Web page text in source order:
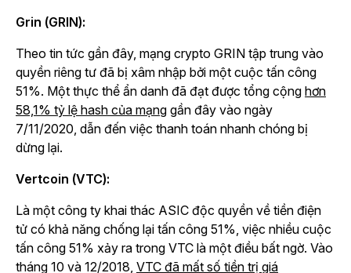
Grin (GRIN):
Theo tin tức gần đây, mạng crypto GRIN tập trung vào
quyền riêng tư đã bị xâm nhập bởi một cuộc tấn công
51%. Một thực thể ẩn danh đã đạt được tổng cộng hơn
58,1% tỷ lệ hash của mạng gần đây vào ngày
7/11/2020, dẫn đến việc thanh toán nhanh chóng bị
dừng lại.
Vertcoin (VTC):
Là một công ty khai thác ASIC độc quyền về tiền điện
tử có khả năng chống lại tấn công 51%, việc nhiều cuộc
tấn công 51% xảy ra trong VTC là một điều bất ngờ. Vào
tháng 10 và 12/2018, VTC đã mất số tiền trị giá